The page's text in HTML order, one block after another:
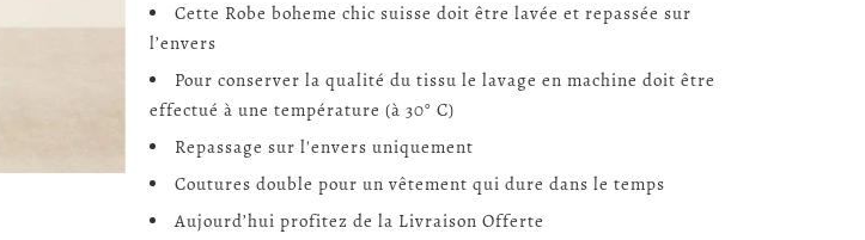
Cette Robe boheme chic suisse doit être lavée et repassée sur
l’envers
Pour conserver la qualité du tissu le lavage en machine doit être
effectué à une température (à 30° C)
Repassage sur l'envers uniquement
Coutures double pour un vêtement qui dure dans le temps
Aujourd’hui profitez de la Livraison Offerte